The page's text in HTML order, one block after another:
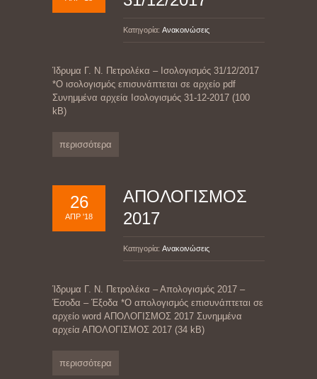
Κατηγορία: Ανακοινώσεις
Ίδρυμα Γ. Ν. Πετρολέκα – Ισολογισμός 31/12/2017
*Ο ισολογισμός επισυνάπτεται σε αρχείο pdf
Συνημμένα αρχεία Ισολογισμός 31-12-2017 (100
kB)
περισσότερα
26
ΑΠΡ '18
ΑΠΟΛΟΓΙΣΜΟΣ
2017
Κατηγορία: Ανακοινώσεις
Ίδρυμα Γ. Ν. Πετρολέκα – Απολογισμός 2017 –
Έσοδα – Έξοδα *Ο απολογισμός επισυνάπτεται σε
αρχείο word ΑΠΟΛΟΓΙΣΜΟΣ 2017 Συνημμένα
αρχεία ΑΠΟΛΟΓΙΣΜΟΣ 2017 (34 kB)
περισσότερα